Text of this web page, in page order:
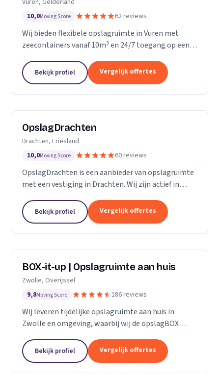
10,0Moving Score 62 reviews
Wij bieden flexibele opslagruimte in Vuren met
zeecontainers vanaf 10m³ en 24/7 toegang op een
Bekijk profiel Vergelijk offertes
OpslagDrachten
Drachten, Friesland
10,0Moving Score 60 reviews
OpslagDrachten is een aanbieder van opslagruimte
met een vestiging in Drachten. Wij zijn actief in
op een 5.
Bekijk profiel Vergelijk offertes
BOX-it-up | Opslagruimte aan huis
Zwolle, Overijssel
9,8Moving Score 186 reviews
Wij leveren tijdelijke opslagruimte aan huis in
Zwolle en omgeving, waarbij wij de opslagBOX
Bekijk profiel Vergelijk offertes